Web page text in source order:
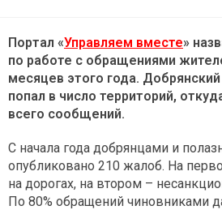
Портал «Управляем вместе»
по работе с обращениями
месяцев этого года.
попал в число территорий,
всего сообщений.
С начала года добрянцами и
опубликовано 210 жалоб. На
на дорогах, на втором –
По 80% обращений чиновниками